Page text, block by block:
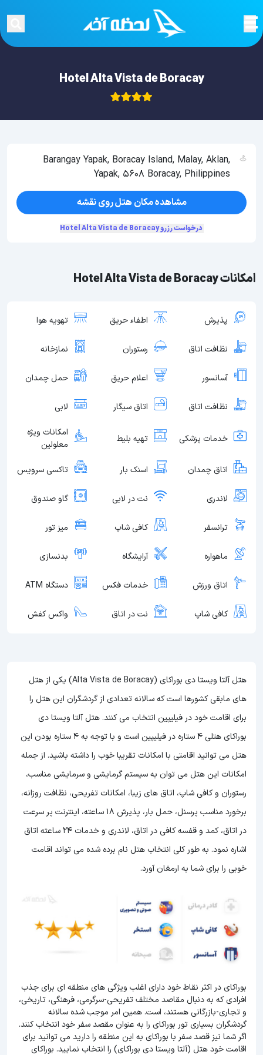
Hotel Alta Vista de Boracay
امکانات Hotel Alta Vista de Boracay
پذیرش اطفاء حریق تهویه هوا
نظافت اتاق رستوران نمازخانه
آسانسور اعلام حریق حمل چمدان
نظافت اتاق اتاق سیگار لابی
خدمات پزشکی تهیه بلیط
امکانات ویژه
معلولین
اتاق چمدان اسنک بار تاکسی سرویس
لاندری نت در لابی گاو صندوق
ترانسفر کافی شاپ میز تور
ماهواره آرایشگاه بدنسازی
اتاق ورزش خدمات فکس دستگاه ATM
کافی شاپ نت در اتاق واکس کفش
هتل آلتا ویستا دی بوراکای (Alta Vista de Boracay) یکی از هتل
های مابقی کشورها است که سالانه تعدادی از گردشگران این هتل را
برای اقامت خود در فیلیپین انتخاب می کنند. هتل آلتا ویستا دی
بوراکای هتلی 4 ستاره در فیلیپین است و با توجه به 4 ستاره بودن این
هتل می توانید اقامتی با امکانات تقریبا خوب را داشته باشید. از جمله
امکانات این هتل می توان به سیستم گرمایشی و سرمایشی مناسب،
رستوران و کافی شاپ، اتاق های زیبا، امکانات تفریحی، نظافت روزانه،
برخورد مناسب پرسنل، حمل بار، پذیرش 18 ساعته، اینترنت پر سرعت
در اتاق، کمد و قفسه کافی در اتاق، لاندری و خدمات 24 ساعته اتاق
اشاره نمود. به طور کلی انتخاب هتل نام برده شده می تواند اقامت
خوبی را برای شما به ارمغان آورد.
بوراکای در اکثر نقاط خود دارای اغلب ویژگی های منطقه ای برای جذب
افرادی که به دنبال مقاصد مختلف تفریحی-سرگرمی، فرهنگی، تاریخی،
و تجاری-بازرگانی هستند، است. همین امر موجب شده سالانه
گردشگران بسیاری تور بوراکای را به عنوان مقصد سفر خود انتخاب کنند.
اگر شما نیز قصد سفر با بوراکای به این منطقه را دارید می توانید برای
اقامت خود هتل (آلتا ویستا دی بوراکای) را انتخاب نمایید. بوراکای
Barangay Yapak, Boracay Island, Malay, Aklan,
Yapak, 5608 Boracay, Philippines
مشاهده مکان هتل روی نقشه
درخواست رزرو Hotel Alta Vista de Boracay